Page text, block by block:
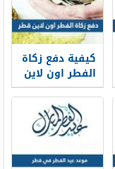
كيفية دفع زكاة
الفطر اون لاين
قطر 2026